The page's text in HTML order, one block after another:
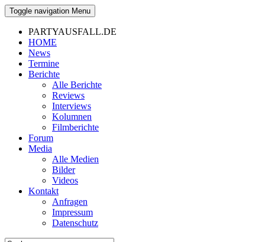
Toggle navigation Menu
PARTYAUSFALL.DE
HOME
News
Termine
Berichte
Alle Berichte
Reviews
Interviews
Kolumnen
Filmberichte
Forum
Media
Alle Medien
Bilder
Videos
Kontakt
Anfragen
Impressum
Datenschutz